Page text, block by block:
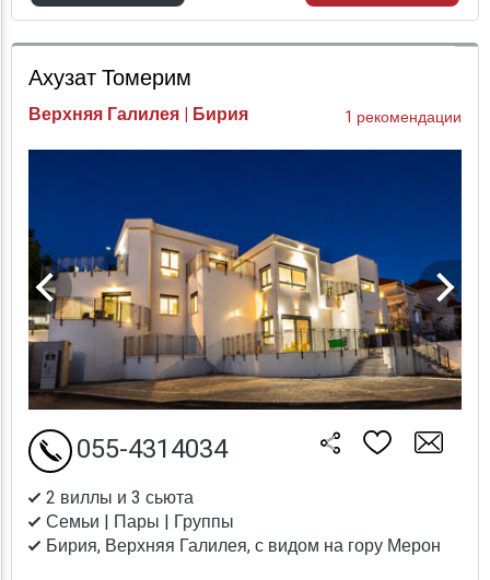
Проверка цен
Ахузат Томерим
Верхняя Галилея | Бирия 1 рекомендации
2 виллы и 3 сьюта
Семьи | Пары | Группы
Бирия, Верхняя Галилея, с видом на гору Мерон
055-4314034